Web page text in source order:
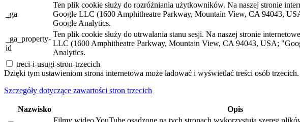
_ga
Ten plik cookie służy do rozróżniania użytkowników. Na naszej stronie
Google LLC (1600 Amphitheatre Parkway, Mountain View, CA 94043,
Google Analytics.
_ga_property-
id
Ten plik cookie służy do utrwalania stanu sesji. Na naszej stronie
LLC (1600 Amphitheatre Parkway, Mountain View, CA 94043, USA;
Analytics.
treci-i-usugi-stron-trzecich
Dzięki tym ustawieniom strona internetowa może ładować i wyświetlać treści osób
Szczegóły dotyczące zawartości stron trzecich
Nazwisko Opis
Filmy wideo YouTube osadzone na tych stronach wykorzystują szereg